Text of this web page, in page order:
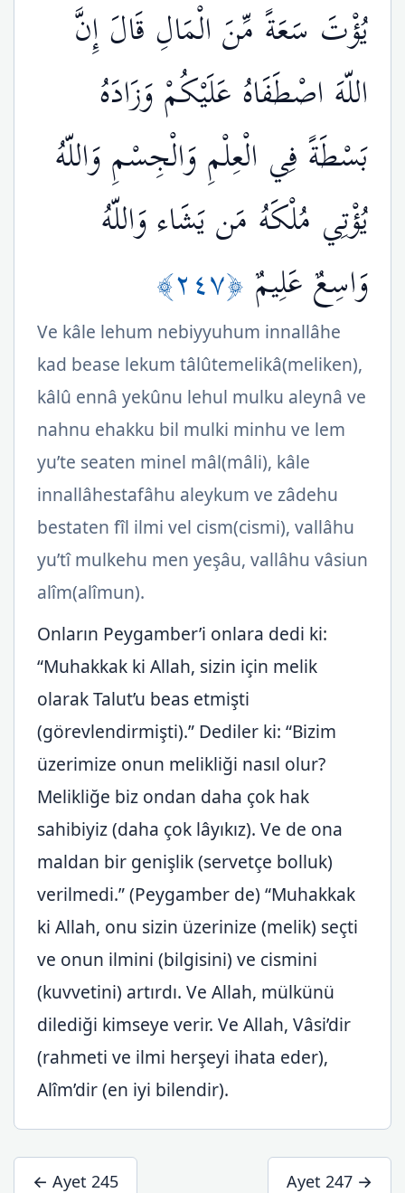
يُؤْتَ سَعَةً مِّنَ الْمَالِ قَالَ إِنَّ
اللّهَ اصْطَفَاهُ عَلَيْكُمْ وَزَادَهُ
بَسْطَةً فِي الْعِلْمِ وَالْجِسْمِ وَاللّهُ
يُؤْتِي مُلْكَهُ مَن يَشَاء وَاللّهُ
وَاسِعٌ عَلِيمٌ ﴿٢٤٧﴾
Ve kâle lehum nebiyyuhum innallâhe
kad bease lekum tâlûtemelikâ(meliken),
kâlû ennâ yekûnu lehul mulku aleynâ ve
nahnu ehakku bil mulki minhu ve lem
yu’te seaten minel mâl(mâli), kâle
innallâhestafâhu aleykum ve zâdehu
bestaten fîl ilmi vel cism(cismi), vallâhu
yu’tî mulkehu men yeşâu, vallâhu vâsiun
alîm(alîmun).
Onların Peygamber’i onlara dedi ki:
“Muhakkak ki Allah, sizin için melik
olarak Talut’u beas etmişti
(görevlendirmişti).” Dediler ki: “Bizim
üzerimize onun melikliği nasıl olur?
Melikliğe biz ondan daha çok hak
sahibiyiz (daha çok lâyıkız). Ve de ona
maldan bir genişlik (servetçe bolluk)
verilmedi.” (Peygamber de) “Muhakkak
ki Allah, onu sizin üzerinize (melik) seçti
ve onun ilmini (bilgisini) ve cismini
(kuvvetini) artırdı. Ve Allah, mülkünü
dilediği kimseye verir. Ve Allah, Vâsi’dir
(rahmeti ve ilmi herşeyi ihata eder),
Alîm’dir (en iyi bilendir).
← Ayet 245 Ayet 247 →